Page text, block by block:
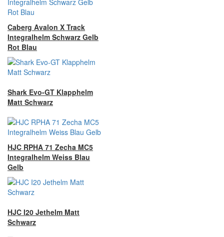
Caberg Avalon X Track
Integralhelm Schwarz Gelb
Rot Blau
Shark Evo-GT Klapphelm
Matt Schwarz
HJC RPHA 71 Zecha MC5
Integralhelm Weiss Blau
Gelb
HJC I20 Jethelm Matt
Schwarz